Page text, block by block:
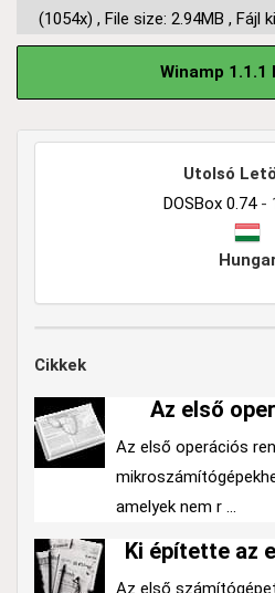
(1054x) , File size: 2.94MB , Fájl
Winamp
Utolsó
DOSBox 0.74-
Cikkek
Az első
Az első operációs
amelyek nem r ...
Ki építette az
Az első